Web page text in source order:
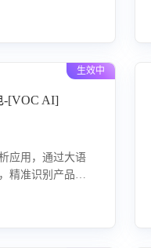
生效中
-[VOC AI]
应用，通过大语
精准识别产品质
，从根本上降低